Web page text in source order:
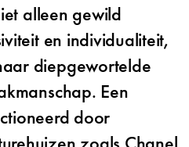
alleen gewild
en individualiteit,
diepgewortelde
Een
door